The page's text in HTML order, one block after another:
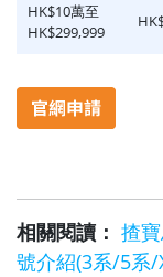
HK$10萬至
HK$299,999
相關閱讀： 揸
號介紹(3系/5系/